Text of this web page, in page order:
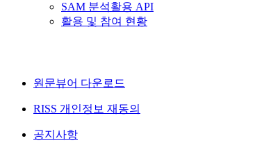
SAM 분석활용 API
활용 및 참여 현황
원문뷰어 다운로드
RISS 개인정보 재동의
공지사항